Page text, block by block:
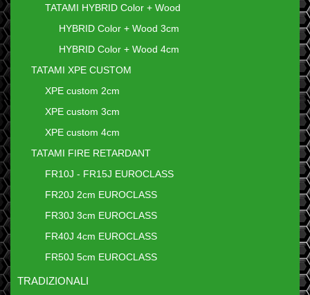
TATAMI HYBRID Color + Wood
HYBRID Color + Wood 3cm
HYBRID Color + Wood 4cm
TATAMI XPE CUSTOM
XPE custom 2cm
XPE custom 3cm
XPE custom 4cm
TATAMI FIRE RETARDANT
FR10J - FR15J EUROCLASS
FR20J 2cm EUROCLASS
FR30J 3cm EUROCLASS
FR40J 4cm EUROCLASS
FR50J 5cm EUROCLASS
TRADIZIONALI